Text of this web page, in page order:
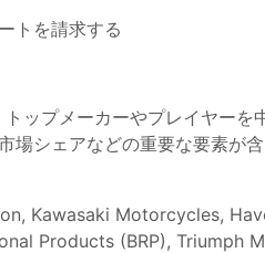
トを請求する
ップメーカーやプレイヤー
シェアなどの重要な要素が含
Kawasaki Motorcycles,
Products (BRP), Triumph